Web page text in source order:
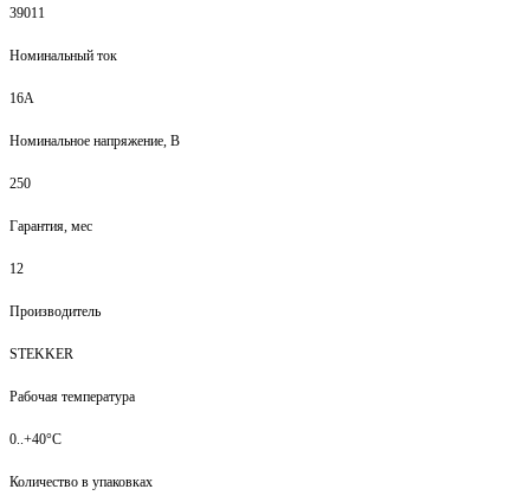
39011
Номинальный ток
16А
Номинальное напряжение, В
250
Гарантия, мес
12
Производитель
STEKKER
Рабочая температура
0..+40°C
Количество в упаковках